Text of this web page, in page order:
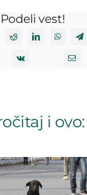
Podeli vest!
i ovo: